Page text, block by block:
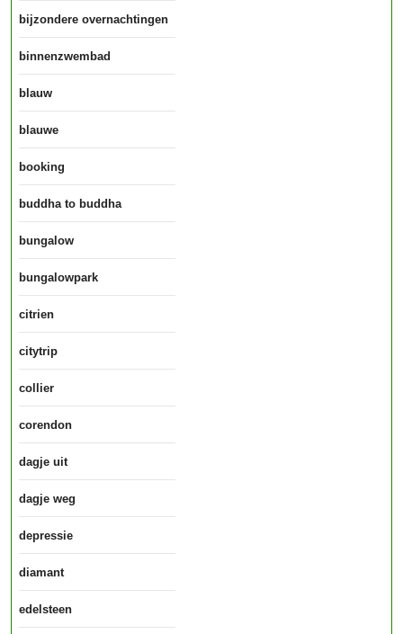
bijzondere overnachtingen
binnenzwembad
blauw
blauwe
booking
buddha to buddha
bungalow
bungalowpark
citrien
citytrip
collier
corendon
dagje uit
dagje weg
depressie
diamant
edelsteen